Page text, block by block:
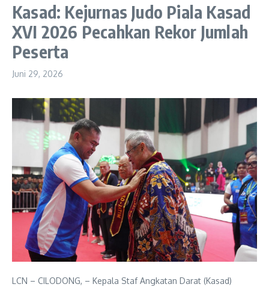
Kasad: Kejurnas Judo Piala Kasad
XVI 2026 Pecahkan Rekor Jumlah
Peserta
Juni 29, 2026
LCN – CILODONG, – Kepala Staf Angkatan Darat (Kasad)